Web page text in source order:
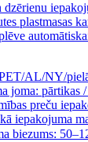
dzērienu
plastmasas
AL/NY/
joma: pārtikas
preču
iepakojuma
biezums: